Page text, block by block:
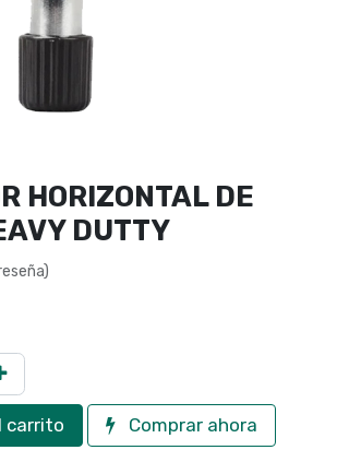
HORIZONTAL DE
DUTTY
carrito Comprar ahora